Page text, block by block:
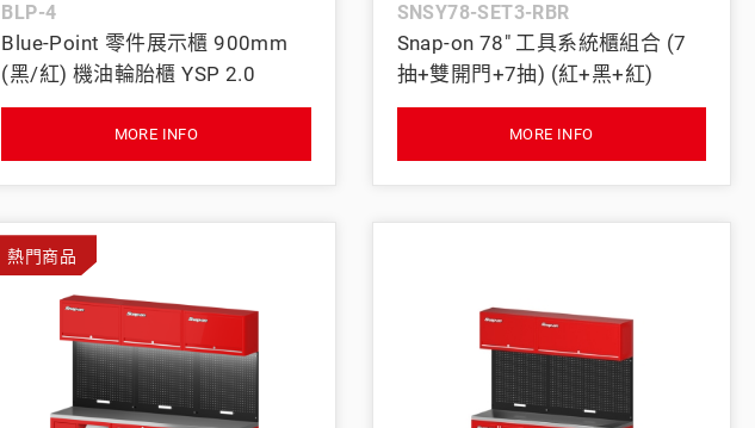
BLP-4
Blue-Point 零件展示櫃 900mm
(黑/紅) 機油輪胎櫃 YSP 2.0
MORE INFO
SNSY78-SET3-RBR
Snap-on 78" 工具系統櫃組合 (7
抽+雙開門+7抽) (紅+黑+紅)
MORE INFO
熱門商品